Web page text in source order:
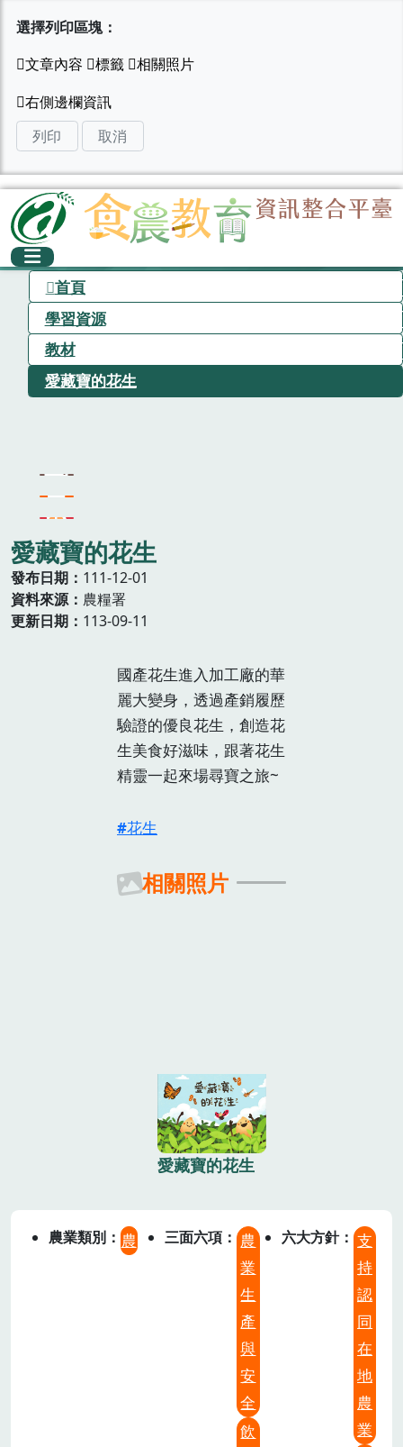
選擇列印區塊：
列印 取消
首頁
學習資源
教材
愛藏寶的花生
愛藏寶的花生
發布日期
111-12-01
資料來源
農糧署
更新日期
113-09-11
國產花生進入加工廠的華
麗大變身，透過產銷履歷
驗證的優良花生，創造花
生美食好滋味，跟著花生
精靈一起來場尋寶之旅~
花生
相關照片
愛藏寶的花生
農業類別 農 三面六項
農
業
生
產
與
安
全
飲
六大方針
支
持
認
同
在
地
農
業